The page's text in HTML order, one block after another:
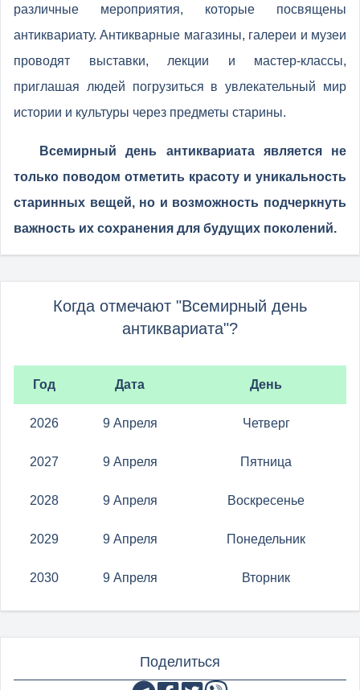
различные мероприятия, которые посвящены
антиквариату. Антикварные магазины, галереи и музеи
проводят выставки, лекции и мастер-классы,
приглашая людей погрузиться в увлекательный мир
истории и культуры через предметы старины.
Всемирный день антиквариата является не
только поводом отметить красоту и уникальность
старинных вещей, но и возможность подчеркнуть
важность их сохранения для будущих поколений.
Когда отмечают "Всемирный день
антиквариата"?
Год Дата День
2026 9 Апреля Четверг
2027 9 Апреля Пятница
2028 9 Апреля Воскресенье
2029 9 Апреля Понедельник
2030 9 Апреля Вторник
Поделиться